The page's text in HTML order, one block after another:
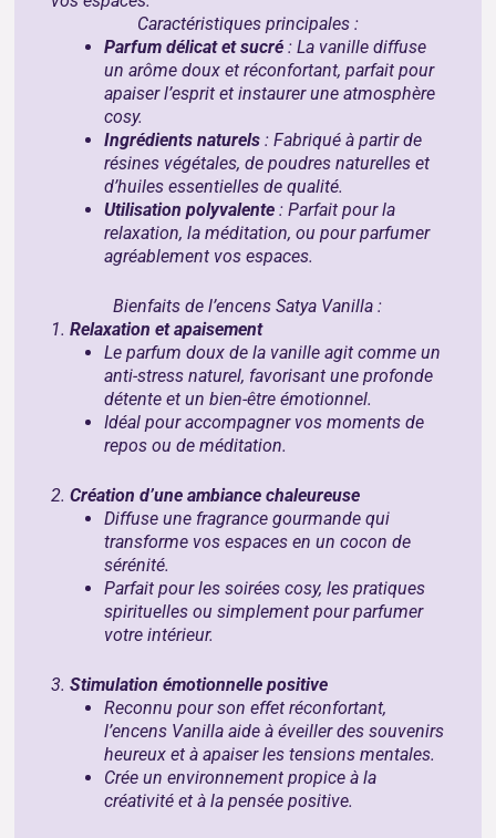
Caractéristiques principales :
Parfum délicat et sucré : La vanille diffuse
un arôme doux et réconfortant, parfait pour
apaiser l’esprit et instaurer une atmosphère
cosy.
Ingrédients naturels : Fabriqué à partir de
résines végétales, de poudres naturelles et
d’huiles essentielles de qualité.
Utilisation polyvalente : Parfait pour la
relaxation, la méditation, ou pour parfumer
agréablement vos espaces.
Bienfaits de l’encens Satya Vanilla :
1.Relaxation et apaisement
Le parfum doux de la vanille agit comme un
anti-stress naturel, favorisant une profonde
détente et un bien-être émotionnel.
Idéal pour accompagner vos moments de
repos ou de méditation.
2.Création d’une ambiance chaleureuse
Diffuse une fragrance gourmande qui
transforme vos espaces en un cocon de
sérénité.
Parfait pour les soirées cosy, les pratiques
spirituelles ou simplement pour parfumer
votre intérieur.
3.Stimulation émotionnelle positive
Reconnu pour son effet réconfortant,
l’encens Vanilla aide à éveiller des souvenirs
heureux et à apaiser les tensions mentales.
Crée un environnement propice à la
créativité et à la pensée positive.